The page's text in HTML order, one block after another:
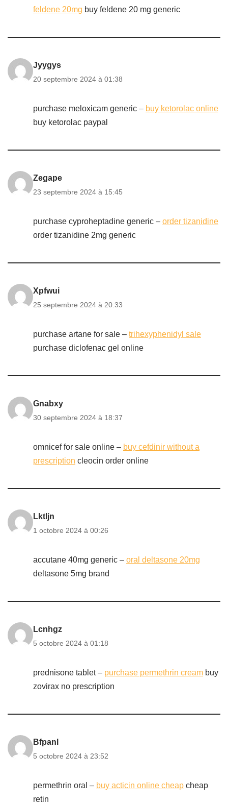
feldene 20mg buy feldene 20 mg generic
Jyygys
20 septembre 2024 à 01:38
purchase meloxicam generic – buy ketorolac online
buy ketorolac paypal
Zegape
23 septembre 2024 à 15:45
purchase cyproheptadine generic – order tizanidine
order tizanidine 2mg generic
Xpfwui
25 septembre 2024 à 20:33
purchase artane for sale – trihexyphenidyl sale
purchase diclofenac gel online
Gnabxy
30 septembre 2024 à 18:37
omnicef for sale online – buy cefdinir without a
prescription cleocin order online
Lktljn
1 octobre 2024 à 00:26
accutane 40mg generic – oral deltasone 20mg
deltasone 5mg brand
Lcnhgz
5 octobre 2024 à 01:18
prednisone tablet – purchase permethrin cream buy
zovirax no prescription
Bfpanl
5 octobre 2024 à 23:52
permethrin oral – buy acticin online cheap cheap
retin